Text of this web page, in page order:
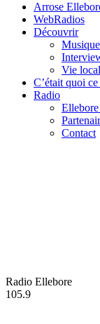
Arrose
WebRadios
Découvrir
Musique
Vie
C’était quoi
Radio
Ellebore
Contact
Radio Ellebore
105.9